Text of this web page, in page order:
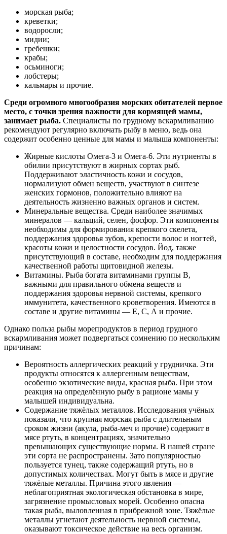
морская рыба;
креветки;
водоросли;
мидии;
гребешки;
крабы;
осьминоги;
лобстеры;
кальмары и прочие.
Среди огромного многообразия морских обитателей первое
место, с точки зрения важности для кормящей мамы,
занимает рыба. Специалисты по грудному вскармливанию
рекомендуют регулярно включать рыбу в меню, ведь она
содержит особенно ценные для мамы и малыша компоненты:
Жирные кислоты Омега-3 и Омега-6. Эти нутриенты в
обилии присутствуют в жирных сортах рыб.
Поддерживают эластичность кожи и сосудов,
нормализуют обмен веществ, участвуют в синтезе
женских гормонов, положительно влияют на
деятельность жизненно важных органов и систем.
Минеральные вещества. Среди наиболее значимых
минералов — кальций, селен, фосфор. Эти компоненты
необходимы для формирования крепкого скелета,
поддержания здоровья зубов, крепости волос и ногтей,
красоты кожи и целостности сосудов. Йод, также
присутствующий в составе, необходим для поддержания
качественной работы щитовидной железы.
Витамины. Рыба богата витаминами группы В,
важными для правильного обмена веществ и
поддержания здоровья нервной системы, крепкого
иммунитета, качественного кроветворения. Имеются в
составе и другие витамины — Е, С, А и прочие.
Однако польза рыбы морепродуктов в период грудного
вскармливания может подвергаться сомнению по нескольким
причинам:
Вероятность аллергических реакций у грудничка. Эти
продукты относятся к аллергенным веществам,
особенно экзотические виды, красная рыба. При этом
реакция на определённую рыбу в рационе мамы у
малышей индивидуальна.
Содержание тяжёлых металлов. Исследования учёных
показали, что крупная морская рыба с длительным
сроком жизни (акула, рыба-меч и прочие) содержит в
мясе ртуть, в концентрациях, значительно
превышающих существующие нормы. В нашей стране
эти сорта не распространены. Зато популярностью
пользуется тунец, также содержащий ртуть, но в
допустимых количествах. Могут быть в мясе и другие
тяжёлые металлы. Причина этого явления —
неблагоприятная экологическая обстановка в мире,
загрязнение промысловых морей. Особенно опасна
такая рыба, выловленная в прибрежной зоне. Тяжёлые
металлы угнетают деятельность нервной системы,
оказывают токсическое действие на весь организм.